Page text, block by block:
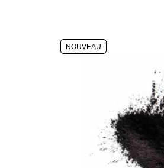
NOUVEAU